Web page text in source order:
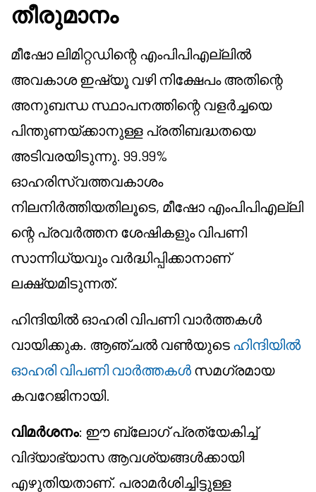
തീരുമാനം
മീഷോ ലിമിറ്റഡിന്റെ എംപിപിഎല്ലിൽ
അവകാശ ഇഷ്യൂ വഴി നിക്ഷേപം അതിന്റെ
അനുബന്ധ സ്ഥാപനത്തിന്റെ വളർച്ചയെ
പിന്തുണയ്ക്കാനുള്ള പ്രതിബദ്ധതയെ
അടിവരയിടുന്നു. 99.99%
ഓഹരിസ്വത്തവകാശം
നിലനിർത്തിയതിലൂടെ, മീഷോഎംപിപിഎല്ലി
ന്റെ പ്രവർത്തന ശേഷികളും വിപണി
സാന്നിധ്യവും വർദ്ധിപ്പിക്കാനാണ്
ലക്ഷ്യമിടുന്നത്.
ഹിന്ദിയിൽ ഓഹരി വിപണി വാർത്തകൾ
വായിക്കുക. ആഞ്ചൽ വൺയുടെ ഹിന്ദിയിൽ
ഓഹരി വിപണി വാർത്തകൾ സമഗ്രമായ
കവറേജിനായി.
വിമർശനം: ഈ ബ്ലോഗ് പ്രത്യേകിച്ച്
വിദ്യാഭ്യാസ ആവശ്യങ്ങൾക്കായി
എഴുതിയതാണ്. പരാമർശിച്ചിട്ടുള്ള